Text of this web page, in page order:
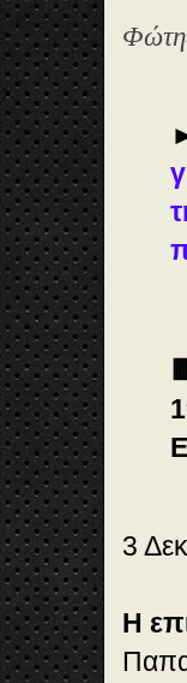
3
Η